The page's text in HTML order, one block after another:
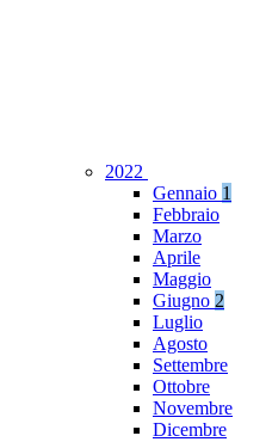
2022
Gennaio 1
Febbraio
Marzo
Aprile
Maggio
Giugno 2
Luglio
Agosto
Settembre
Ottobre
Novembre
Dicembre